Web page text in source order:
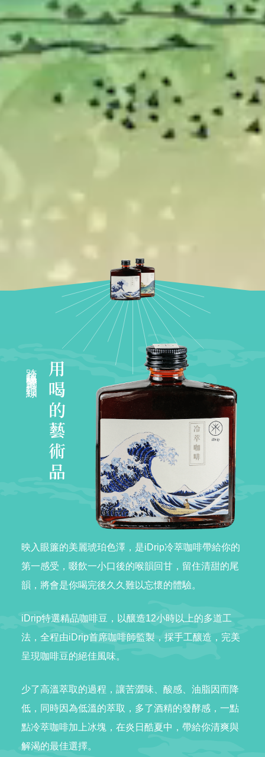
用喝的藝術品
跨越味覺的單一軸線
映入眼簾的美麗琥珀色澤，是iDrip冷萃咖啡帶給你的
第一感受，啜飲一小口後的喉韻回甘，留住清甜的尾
韻，將會是你喝完後久久難以忘懷的體驗。
iDrip特選精品咖啡豆，以釀造12小時以上的多道工
法，全程由iDrip首席咖啡師監製，採手工釀造，完美
呈現咖啡豆的絕佳風味。
少了高溫萃取的過程，讓苦澀味、酸感、油脂因而降
低，同時因為低溫的萃取，多了酒精的發酵感，一點
點冷萃咖啡加上冰塊，在炎日酷夏中，帶給你清爽與
解渴的最佳選擇。